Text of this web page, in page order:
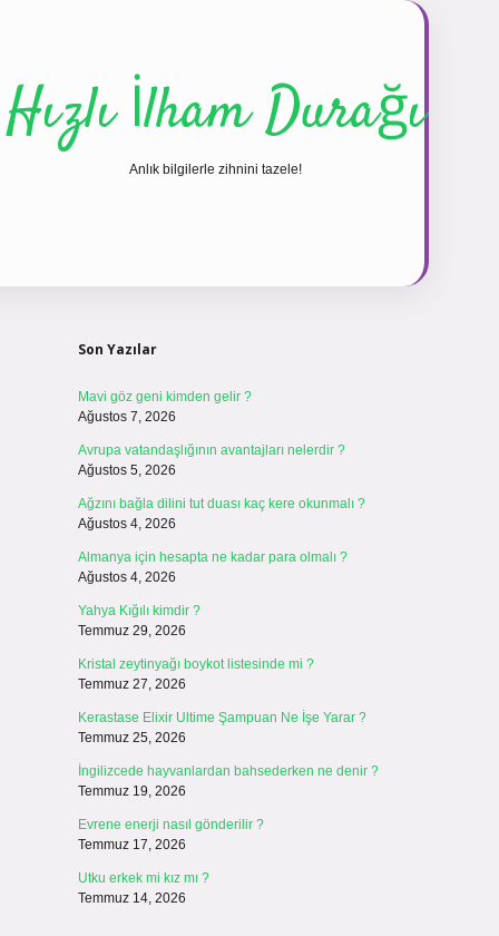
Hızlı İlham Durağı
Anlık bilgilerle zihnini tazele!
Son Yazılar
Mavi göz geni kimden gelir ?
Ağustos 7, 2026
Avrupa vatandaşlığının avantajları nelerdir ?
Ağustos 5, 2026
Ağzını bağla dilini tut duası kaç kere okunmalı ?
Ağustos 4, 2026
Almanya için hesapta ne kadar para olmalı ?
Ağustos 4, 2026
Yahya Kığılı kimdir ?
Temmuz 29, 2026
Kristal zeytinyağı boykot listesinde mi ?
Temmuz 27, 2026
Kerastase Elixir Ultime Şampuan Ne İşe Yarar ?
Temmuz 25, 2026
İngilizcede hayvanlardan bahsederken ne denir ?
Temmuz 19, 2026
Evrene enerji nasıl gönderilir ?
Temmuz 17, 2026
Utku erkek mi kız mı ?
Temmuz 14, 2026